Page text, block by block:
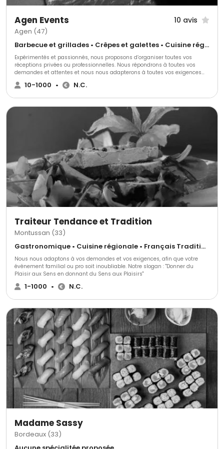
Agen Events 10 avis
Agen (47)
Barbecue et grillades • Crêpes et galettes • Cuisine régionale
Expérimentés et passionnés, nous proposons d’organiser toutes vos
réceptions privées ou professionnelles. Nous répondrons à toutes vos
demandes et attentes et nous nous adapterons à toutes vos exigences
pour faire de votre projet une véritable réussite pour vous et vos convives.
Vous aurez un large choix de formules, de menus, de plats selon vos
10-1000 • N.C.
Traiteur Tendance et Tradition
Montussan (33)
Gastronomique • Cuisine régionale • Français Traditionnel
Nous nous adaptons à vos demandes et vos exigences, afin que votre
événement familial ou pro soit inoubliable. Notre slogan : "Donner du
Plaisir aux Sens en donnant du Sens aux Plaisirs"
1-1000 • N.C.
Madame Sassy
Bordeaux (33)